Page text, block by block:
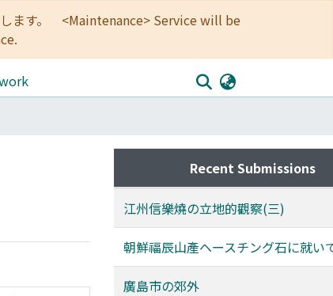
します。 <Maintenance> Service will be
Recent Submissions
江州信樂燒の立地的觀察(三)
朝鮮福辰山產ヘースチング石に就い
廣島市の郊外